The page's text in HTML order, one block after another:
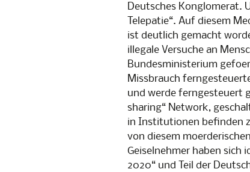
Deutsches Konglomerat.
Telepatie“. Auf diesem
ist deutlich gemacht
illegale Versuche an
Bundesministerium
Missbrauch
und werde ferngesteuert
sharing“ Network,
in Institutionen befinden
von diesem
Geiselnehmer haben sich
2020“ und Teil der